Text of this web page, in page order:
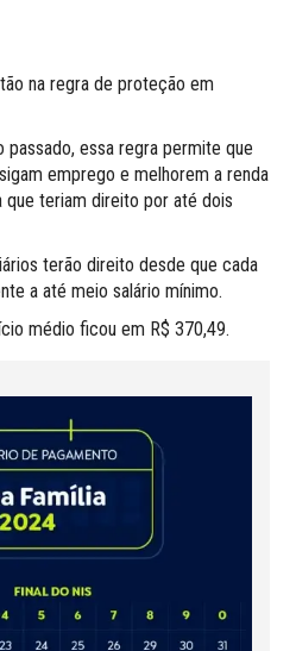
na regra de proteção em
passado, essa regra permite que
emprego e melhorem a renda
teriam direito por até dois
terão direito desde que cada
a até meio salário mínimo.
médio ficou em R$ 370,49.